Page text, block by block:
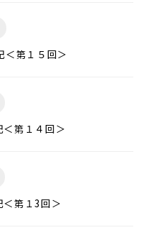
＜第１５回＞
第１４回＞
＜第１3回＞